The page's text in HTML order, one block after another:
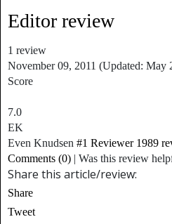
Editor review
1 review
November 09, 2011 (Updated: May
Score
7.0
EK
Even Knudsen #1 Reviewer 1989
Comments (0) | Was this review
Share this article/review:
Share
Tweet